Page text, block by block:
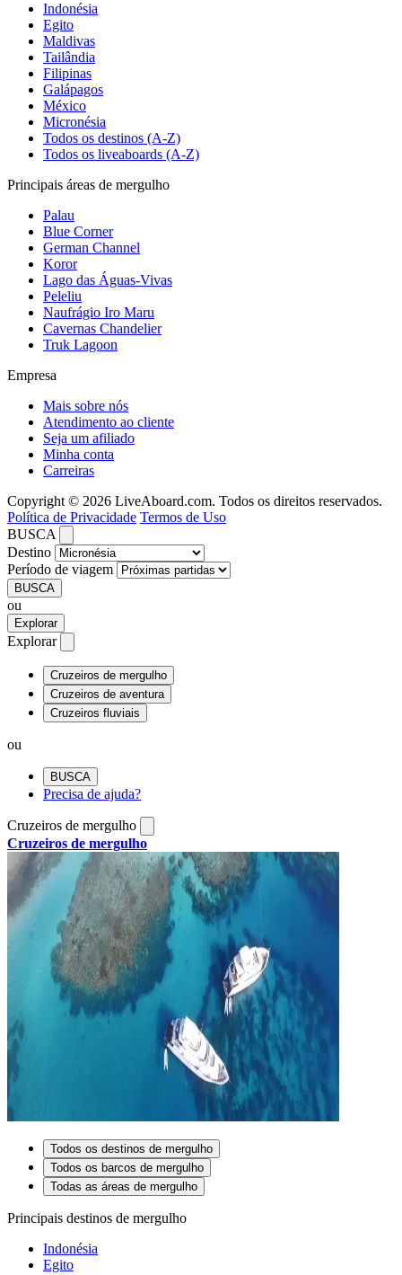
Indonésia
Egito
Maldivas
Tailândia
Filipinas
Galápagos
México
Micronésia
Todos os destinos (A-Z)
Todos os liveaboards (A-Z)
Principais áreas de mergulho
Palau
Blue Corner
German Channel
Koror
Lago das Águas-Vivas
Peleliu
Naufrágio Iro Maru
Cavernas Chandelier
Truk Lagoon
Empresa
Mais sobre nós
Atendimento ao cliente
Seja um afiliado
Minha conta
Carreiras
Copyright © 2026 LiveAboard.com. Todos os direitos reservados.
Política de Privacidade Termos de Uso
BUSCA
Destino
Período de viagem
BUSCA
ou
Explorar
Explorar
Cruzeiros de mergulho
Cruzeiros de aventura
Cruzeiros fluviais
ou
BUSCA
Precisa de ajuda?
Cruzeiros de mergulho
Cruzeiros de mergulho
Todos os destinos de mergulho
Todos os barcos de mergulho
Todas as áreas de mergulho
Principais destinos de mergulho
Indonésia
Egito